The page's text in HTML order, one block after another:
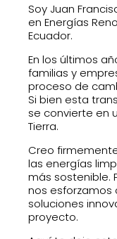
Soy Juan
en Energías
Ecuador.
En los últimos
familias y
proceso de
Si bien esta
se convierte en
Tierra.
Creo
las energías
más sostenible.
nos
soluciones
proyecto.